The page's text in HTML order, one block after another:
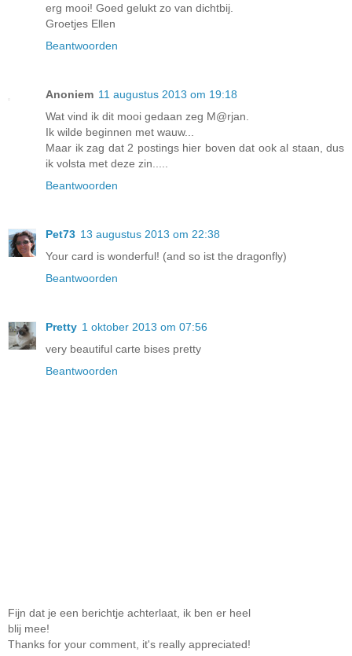
erg mooi! Goed gelukt zo van dichtbij.
Groetjes Ellen
Beantwoorden
Anoniem 11 augustus 2013 om 19:18
Wat vind ik dit mooi gedaan zeg M@rjan.
Ik wilde beginnen met wauw...
Maar ik zag dat 2 postings hier boven dat ook al staan, dus
ik volsta met deze zin.....
Beantwoorden
Pet73 13 augustus 2013 om 22:38
Your card is wonderful! (and so ist the dragonfly)
Beantwoorden
Pretty 1 oktober 2013 om 07:56
very beautiful carte bises pretty
Beantwoorden
Fijn dat je een berichtje achterlaat, ik ben er heel
blij mee!
Thanks for your comment, it's really appreciated!